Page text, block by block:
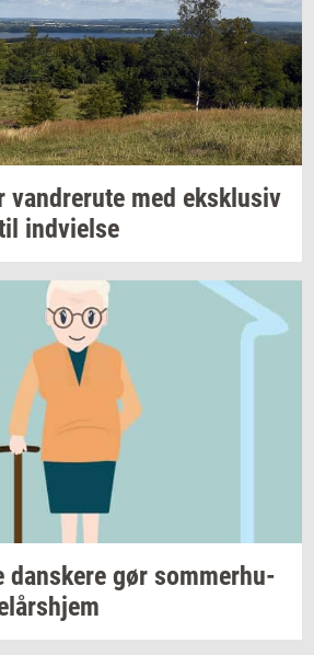
van­dre­ru­te med eks­klu­siv
ind­vi­el­se
dan­ske­re gør som­mer­hu­